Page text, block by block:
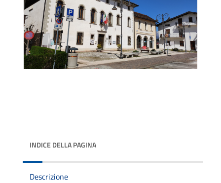
INDICE DELLA PAGINA
Descrizione